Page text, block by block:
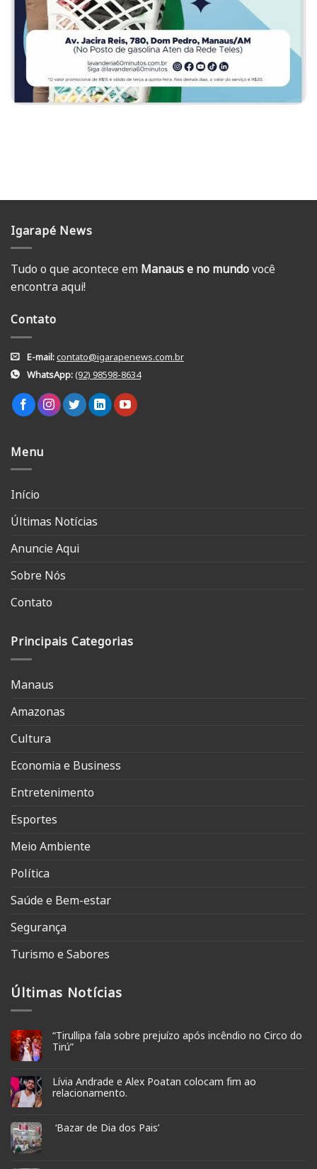
Igarapé News
Tudo o que acontece em Manaus e no mundovocê
encontra aqui!
Contato
E-mail:contato@igarapenews.com.br
WhatsApp:(92) 98598-8634
Menu
Início
Últimas Notícias
Anuncie Aqui
Sobre Nós
Contato
Principais Categorias
Manaus
Amazonas
Cultura
Economia e Business
Entretenimento
Esportes
Meio Ambiente
Política
Saúde e Bem-estar
Segurança
Turismo e Sabores
Últimas Notícias
“Tirullipa fala sobre prejuízo após incêndio no Circo do
Tirú”
Lívia Andrade e Alex Poatan colocam fim ao
relacionamento.
‘Bazar de Dia dos Pais’